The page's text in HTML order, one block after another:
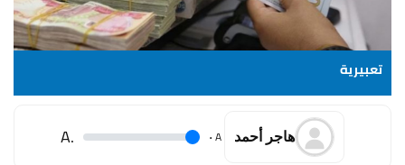
تعبيرية
هاجر أحمد A
.
.A